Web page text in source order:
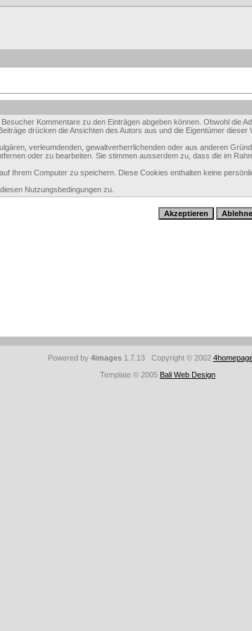
Kommentare zu den Einträgen abgeben können. Obwohl
drücken die Ansichten des Autors aus und die Eigentümer
verleumdenden, gewaltverherrlichenden oder aus anderen
oder zu bearbeiten. Sie stimmen ausserdem zu, dass die im
Ihrem Computer zu speichern. Diese Cookies enthalten keine
Nutzungsbedingungen zu.
Powered by 4images1.7.13 Copyright © 2002
Template © 2005 Bali Web Design